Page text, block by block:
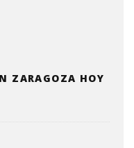
ZARAGOZA HOY